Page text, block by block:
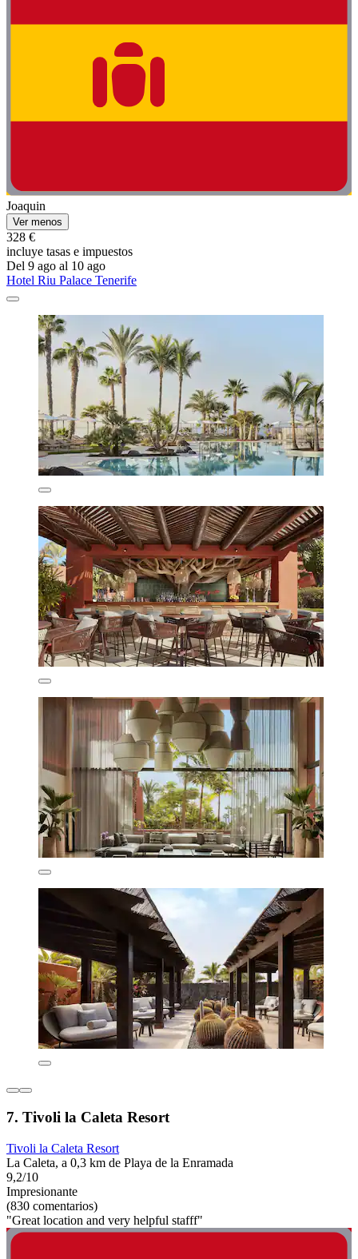
Joaquin
Ver menos
328 €
incluye tasas e impuestos
Del 9 ago al 10 ago
Hotel Riu Palace Tenerife
7. Tivoli la Caleta Resort
Tivoli la Caleta Resort
La Caleta, a 0,3 km de Playa de la Enramada
9,2/10
Impresionante
(830 comentarios)
"Great location and very helpful stafff"